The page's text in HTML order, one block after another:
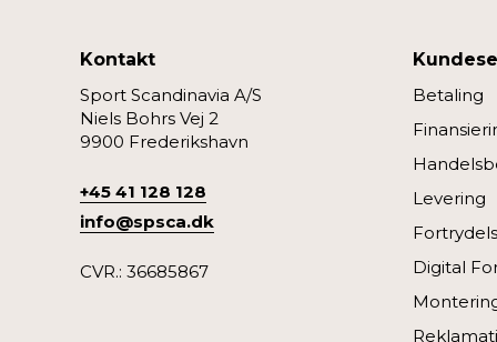
Kontakt
Sport Scandinavia A/S
Niels Bohrs Vej 2
9900 Frederikshavn
+45 41 128 128
info@spsca.dk
CVR.: 36685867
Betaling
Levering
Digital